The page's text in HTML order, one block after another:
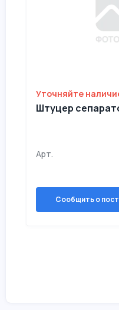
Уточняйте
Штуцер
Арт.
Сообщить о